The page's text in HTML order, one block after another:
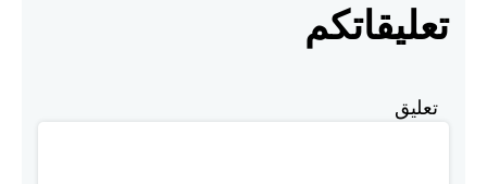
تعليقاتكم
تعليق